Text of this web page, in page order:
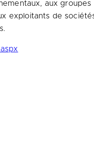
aux
exploitants de